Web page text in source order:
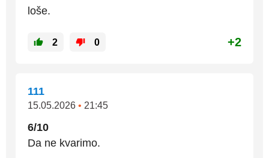
loše.
2 0 +2
111
15.05.2026 • 21:45
6/10
Da ne kvarimo.